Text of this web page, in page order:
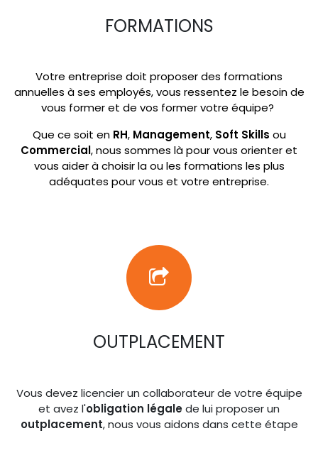
FORMATIONS
Votre entreprise doit proposer des formations
annuelles à ses employés, vous ressentez le besoin de
vous former et de vos former votre équipe?
Que ce soit en RH, Management, Soft Skills ou
Commercial, nous sommes là pour vous orienter et
vous aider à choisir la ou les formations les plus
adéquates pour vous et votre entreprise.
OUTPLACEMENT
Vous devez licencier un collaborateur de votre équipe
et avez l'obligation légalede lui proposer un
outplacement, nous vous aidons dans cette étape